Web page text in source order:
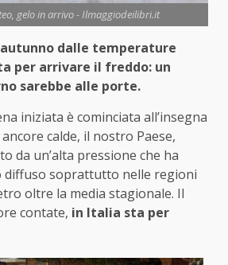
gelo in arrivo - Ilmaggiodeilibri.it
dalle temperature
per arrivare il freddo: un
sarebbe alle porte.
iniziata è cominciata all’insegna
calde, il nostro Paese,
da un’alta pressione che ha
diffuso soprattutto nelle regioni
oltre la media stagionale. Il
contate, in Italia sta per